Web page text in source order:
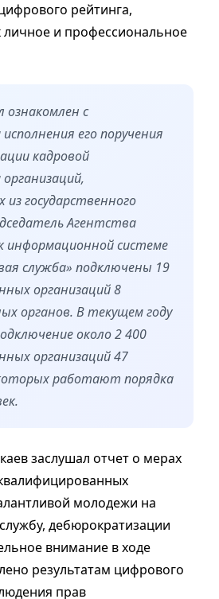
рейтинга,
и профессиональное
с
его поручения
кадровой
из государственного
Агентства
информационной системе
служба» подключены 19
организаций 8
органов. В текущем году
около 2 400
организаций 47
работают порядка
заслушал отчет о мерах
молодежи на
дебюрократизации
внимание в ходе
результатам цифрового
прав